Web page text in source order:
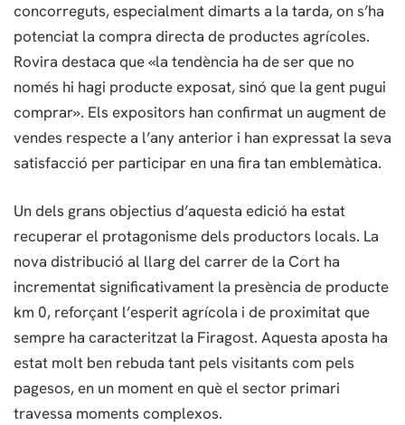
concorreguts, especialment dimarts a la tarda, on s’ha
potenciat la compra directa de productes agrícoles.
Rovira destaca que «la tendència ha de ser que no
només hi hagi producte exposat, sinó que la gent pugui
comprar». Els expositors han confirmat un augment de
vendes respecte a l’any anterior i han expressat la seva
satisfacció per participar en una fira tan emblemàtica.
Un dels grans objectius d’aquesta edició ha estat
recuperar el protagonisme dels productors locals. La
nova distribució al llarg del carrer de la Cort ha
incrementat significativament la presència de producte
km 0, reforçant l’esperit agrícola i de proximitat que
sempre ha caracteritzat la Firagost. Aquesta aposta ha
estat molt ben rebuda tant pels visitants com pels
pagesos, en un moment en què el sector primari
travessa moments complexos.